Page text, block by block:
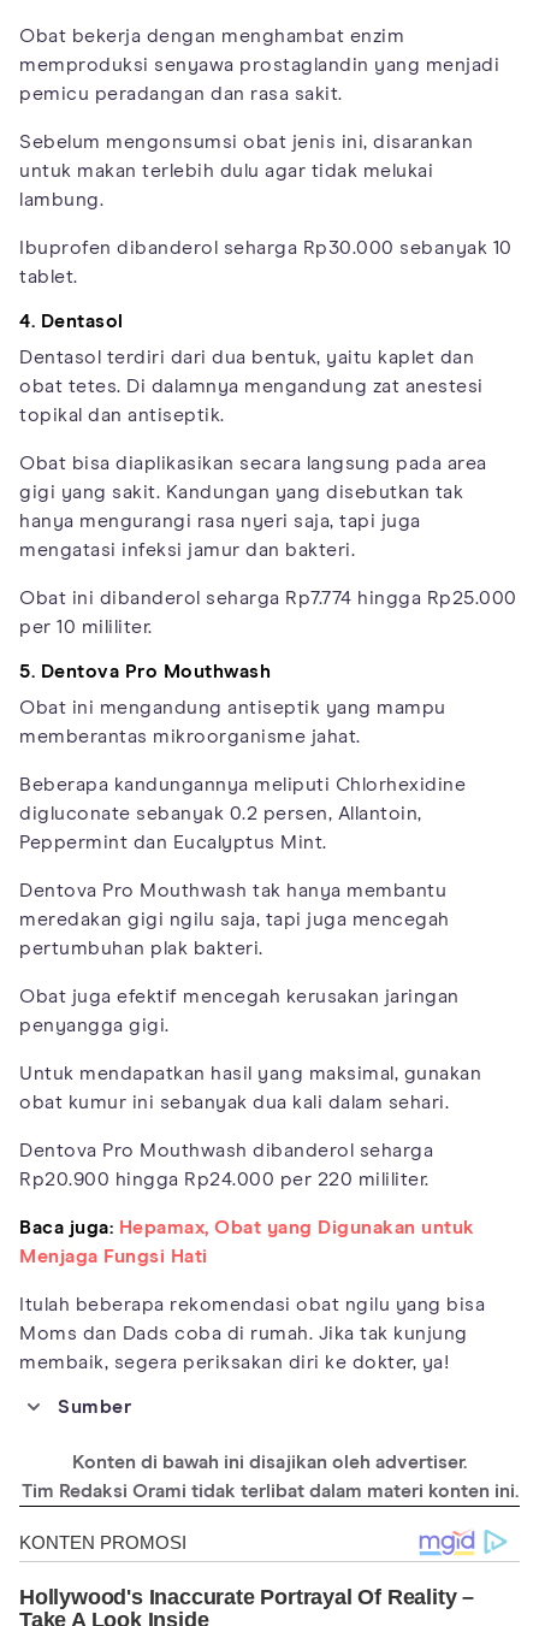
Obat bekerja dengan menghambat enzim
memproduksi senyawa prostaglandin yang menjadi
pemicu peradangan dan rasa sakit.
Sebelum mengonsumsi obat jenis ini, disarankan
untuk makan terlebih dulu agar tidak melukai
lambung.
Ibuprofen dibanderol seharga Rp30.000 sebanyak 10
tablet.
4. Dentasol
Dentasol terdiri dari dua bentuk, yaitu kaplet dan
obat tetes. Di dalamnya mengandung zat anestesi
topikal dan antiseptik.
Obat bisa diaplikasikan secara langsung pada area
gigi yang sakit. Kandungan yang disebutkan tak
hanya mengurangi rasa nyeri saja, tapi juga
mengatasi infeksi jamur dan bakteri.
Obat ini dibanderol seharga Rp7.774 hingga Rp25.000
per 10 mililiter.
5. Dentova Pro Mouthwash
Obat ini mengandung antiseptik yang mampu
memberantas mikroorganisme jahat.
Beberapa kandungannya meliputi Chlorhexidine
digluconate sebanyak 0.2 persen, Allantoin,
Peppermint dan Eucalyptus Mint.
Dentova Pro Mouthwash tak hanya membantu
meredakan gigi ngilu saja, tapi juga mencegah
pertumbuhan plak bakteri.
Obat juga efektif mencegah kerusakan jaringan
penyangga gigi.
Untuk mendapatkan hasil yang maksimal, gunakan
obat kumur ini sebanyak dua kali dalam sehari.
Dentova Pro Mouthwash dibanderol seharga
Rp20.900 hingga Rp24.000 per 220 mililiter.
Baca juga: Hepamax, Obat yang Digunakan untuk
Menjaga Fungsi Hati
Itulah beberapa rekomendasi obat ngilu yang bisa
Moms dan Dads coba di rumah. Jika tak kunjung
membaik, segera periksakan diri ke dokter, ya!
Sumber
lifestyle/adult-health/expert-answers/sensitive-
teeth/faq-20057854
https://www.webmd.com/oral-
health/guide/tooth-sensitivity#1
https://www.healthline.com/health/sensitive-
Konten di bawah ini disajikan oleh advertiser.
Tim Redaksi Orami tidak terlibat dalam materi konten ini.